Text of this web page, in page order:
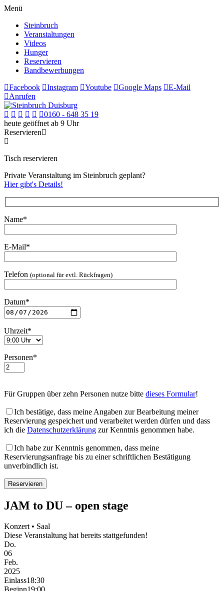
Menü
Steinbruch
Veranstaltungen
Videos
Hunger
Reservieren
Bandbewerbungen
Facebook
Instagram Youtube Google Maps
E-Mail
Anrufen
0160 - 648 35 19
heute geöffnet ab 9 Uhr
Reservieren
Tisch reservieren
Private Veranstaltung im Steinbruch geplant?
Hier gibt's Details!
Name*
E-Mail*
Telefon (optional für evtl. Rückfragen)
Datum*
Uhrzeit*
Personen*
Für Gruppen über zehn Personen nutze bitte dieses Formular!
Ich bestätige, dass meine Angaben zur Bearbeitung meiner
Reservierung gespeichert und verarbeitet werden dürfen und dass
ich die Datenschutzerklärung zur Kenntnis genommen habe.
Ich habe zur Kenntnis genommen, dass meine
Reservierungsanfrage bis zu einer schriftlichen Bestätigung
unverbindlich ist.
JAM to DU – open stage
Konzert • Saal
Diese Veranstaltung hat bereits stattgefunden!
Do.
06
Feb.
2025
Einlass18:30